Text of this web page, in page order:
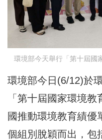
環境部今天舉行「第十屆國
環境部今日(6/12)於
「第十屆國家環境
國推動環境教育績優
個組別脫穎而出，包